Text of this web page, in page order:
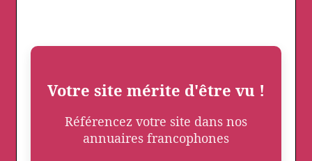
Votre site mérite d'être vu !
Référencez votre site dans nos
annuaires francophones